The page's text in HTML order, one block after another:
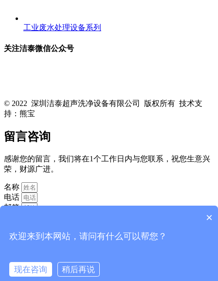
工业废水处理设备系列
关注洁泰微信公众号
© 2022 深圳洁泰超声洗净设备有限公司 版权所有 技术支
持：熊宝
留言咨询
感谢您的留言，我们将在1个工作日内与您联系，祝您生意兴
荣，财源广进。
名称
电话
邮箱
消息
×
欢迎来到本网站，请问有什么可以帮您？
现在咨询 稍后再说